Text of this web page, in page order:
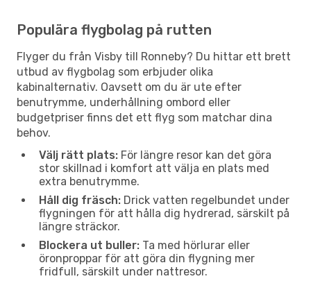
Populära flygbolag på rutten
Flyger du från Visby till Ronneby? Du hittar ett brett
utbud av flygbolag som erbjuder olika
kabinalternativ. Oavsett om du är ute efter
benutrymme, underhållning ombord eller
budgetpriser finns det ett flyg som matchar dina
behov.
Välj rätt plats: För längre resor kan det göra
stor skillnad i komfort att välja en plats med
extra benutrymme.
Håll dig fräsch: Drick vatten regelbundet under
flygningen för att hålla dig hydrerad, särskilt på
längre sträckor.
Blockera ut buller: Ta med hörlurar eller
öronproppar för att göra din flygning mer
fridfull, särskilt under nattresor.